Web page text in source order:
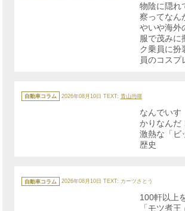
物陰に隠れ
察ってな
やいや海外
服で茂みに
ク乗員に扮
員のコスプ
カ
テ
ゴ
自動車コラム 2026年08月10日 TEXT: 青山尚暉
なんでいす
かりなん
激熱な「ビ
歴史
テ
ゴ
自動車コラム 2026年08月10日 TEXT: カーツさとう
100軒以上
「モツ煮